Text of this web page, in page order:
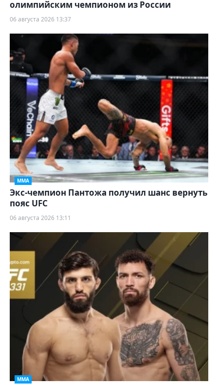
олимпийским чемпионом из России
06 августа 2026 13:37
ММА
Экс-чемпион Пантожа получил шанс вернуть
пояс UFC
06 августа 2026 13:11
ММА